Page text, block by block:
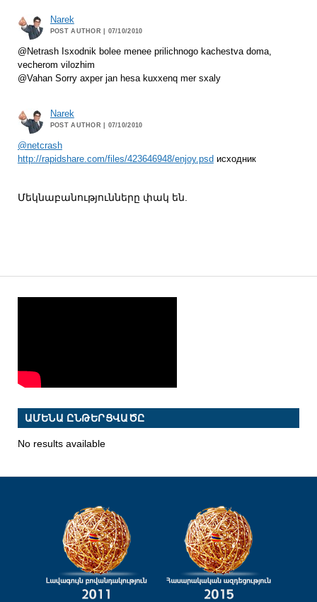
Narek
POST AUTHOR | 07/10/2010
@Netrash Isxodnik bolee menee prilichnogo kachestva doma,
vecherom vilozhim
@Vahan Sorry axper jan hesa kuxxenq mer sxaly
Narek
POST AUTHOR | 07/10/2010
@netcrash
http://rapidshare.com/files/423646948/enjoy.psd исходник
Մեկնաբանությունները փակ են.
ԱՄԵՆԱ ԸՆԹԵՐՑՎԱԾԸ
No results available